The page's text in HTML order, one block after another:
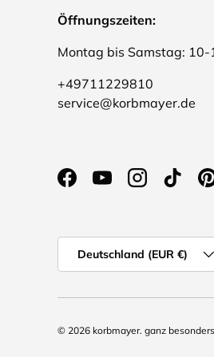
Öffnungszeiten:
Montag bis Samstag: 10-
+49711229810
service@korbmayer.de
FacebookYouTubeInstagramTikTok
Deutschland (EUR €)
© 2026 korbmayer. ganz